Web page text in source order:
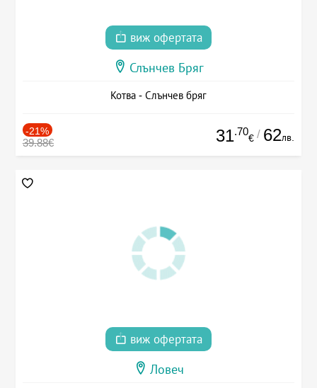
виж офертата
Слънчев Бряг
Котва - Слънчев бряг
-21%
39.88€ 31.70
€ / 62лв.
виж офертата
Ловеч